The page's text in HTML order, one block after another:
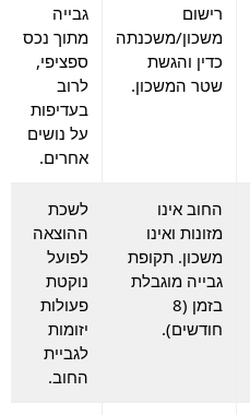
רישום
משכון/משכנתה
כדין והגשת
שטר המשכון.
גבייה
מתוך נכס
ספציפי,
לרוב
בעדיפות
על נושים
אחרים.
החוב אינו
מזונות ואינו
משכון. תקופת
גבייה מוגבלת
בזמן (8
חודשים).
לשכת
ההוצאה
לפועל
נוקטת
פעולות
יזומות
לגביית
החוב.